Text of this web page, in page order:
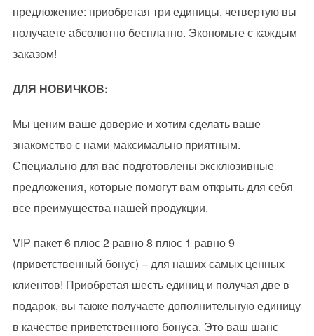
предложение: приобретая три единицы, четвертую вы
получаете абсолютно бесплатно. Экономьте с каждым
заказом!
ДЛЯ НОВИЧКОВ:
Мы ценим ваше доверие и хотим сделать ваше
знакомство с нами максимально приятным.
Специально для вас подготовлены эксклюзивные
предложения, которые помогут вам открыть для себя
все преимущества нашей продукции.
VIP пакет 6 плюс 2 равно 8 плюс 1 равно 9
(приветственный бонус) – для наших самых ценных
клиентов! Приобретая шесть единиц и получая две в
подарок, вы также получаете дополнительную единицу
в качестве приветственного бонуса. Это ваш шанс